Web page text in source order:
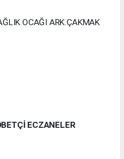
OCAĞI ARK.ÇAKMAK
ECZANELER